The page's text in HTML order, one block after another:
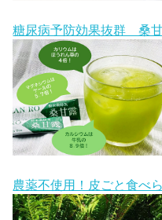
糖尿病予防効果抜群 桑甘
農薬不使用！皮ごと食べ